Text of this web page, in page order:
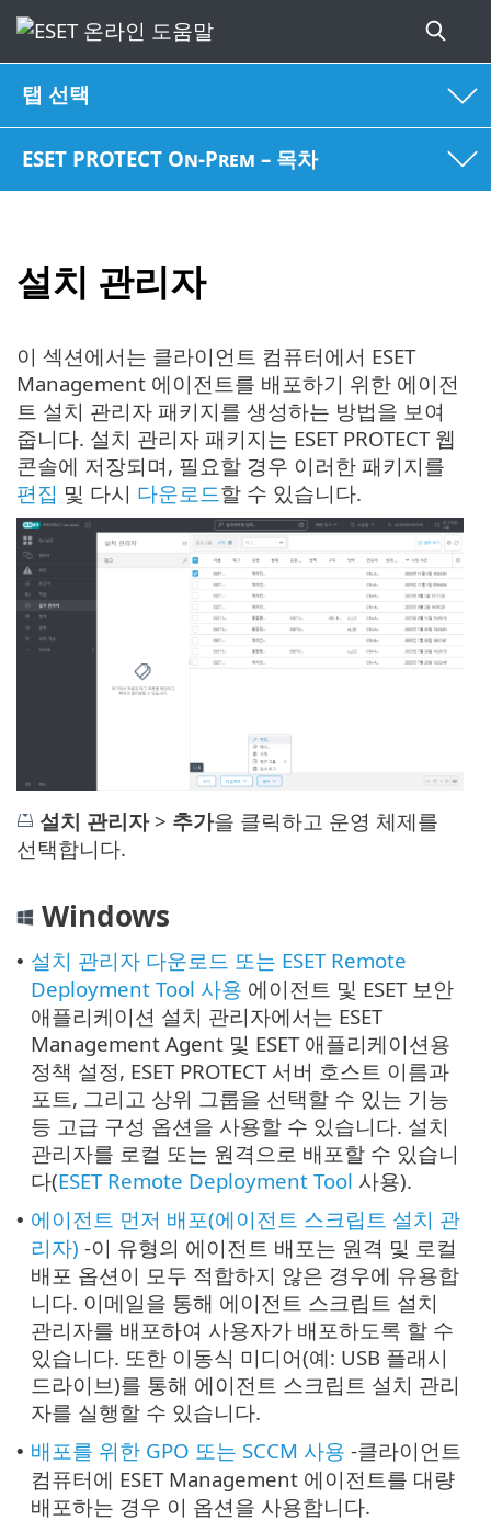
탭 선택
ESET PROTECT On-Prem – 목차
설치 관리자
이 섹션에서는 클라이언트 컴퓨터에서 ESET
Management 에이전트를 배포하기 위한 에이전
트 설치 관리자 패키지를 생성하는 방법을 보여
줍니다. 설치 관리자 패키지는 ESET PROTECT 웹
콘솔에 저장되며, 필요할 경우 이러한 패키지를
편집 및 다시 다운로드할 수 있습니다.
설치 관리자> 추가을 클릭하고 운영 체제를
선택합니다.
Windows
• 설치 관리자 다운로드 또는 ESET Remote
Deployment Tool 사용 에이전트 및 ESET 보안
애플리케이션 설치 관리자에서는 ESET
Management Agent 및 ESET 애플리케이션용
정책 설정, ESET PROTECT 서버 호스트 이름과
포트, 그리고 상위 그룹을 선택할 수 있는 기능
등 고급 구성 옵션을 사용할 수 있습니다. 설치
관리자를 로컬 또는 원격으로 배포할 수 있습니
다(ESET Remote Deployment Tool 사용).
• 에이전트 먼저 배포(에이전트 스크립트 설치 관
리자) -이 유형의 에이전트 배포는 원격 및 로컬
배포 옵션이 모두 적합하지 않은 경우에 유용합
니다. 이메일을 통해 에이전트 스크립트 설치
관리자를 배포하여 사용자가 배포하도록 할 수
있습니다. 또한 이동식 미디어(예: USB 플래시
드라이브)를 통해 에이전트 스크립트 설치 관리
자를 실행할 수 있습니다.
• 배포를 위한 GPO 또는 SCCM 사용 -클라이언트
컴퓨터에 ESET Management 에이전트를 대량
배포하는 경우 이 옵션을 사용합니다.